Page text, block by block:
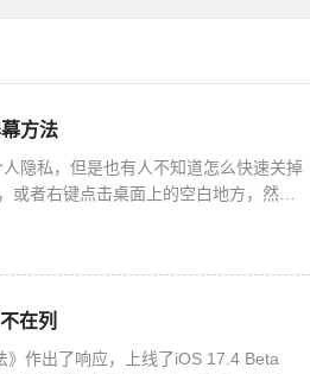
方法
隐私，但是也有人不知道怎么快速关掉
或者右键点击桌面上的空白地方，然后
在列
作出了响应，上线了iOS 17.4 Beta